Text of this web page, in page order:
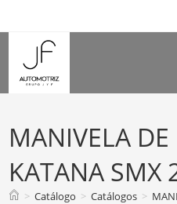
to
content
MANIVELA DE
KATANA SMX
> Catálogo > Catálogos >